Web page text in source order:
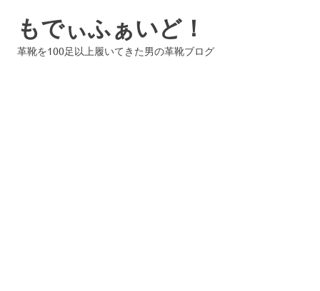
もでぃふぁいど！
革靴を100足以上履いてきた男の革靴ブログ